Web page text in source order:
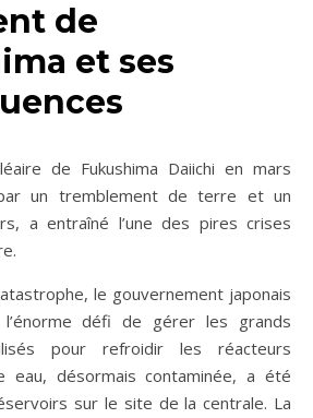
de
et ses
de Fukushima Daiichi en mars
un tremblement de terre et un
a entraîné l’une des pires crises
le gouvernement japonais
défi de gérer les grands
pour refroidir les réacteurs
eau, désormais contaminée, a été
sur le site de la centrale. La